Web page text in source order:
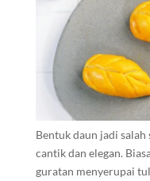
Bentuk daun jadi
cantik dan elegan.
guratan menyerupai